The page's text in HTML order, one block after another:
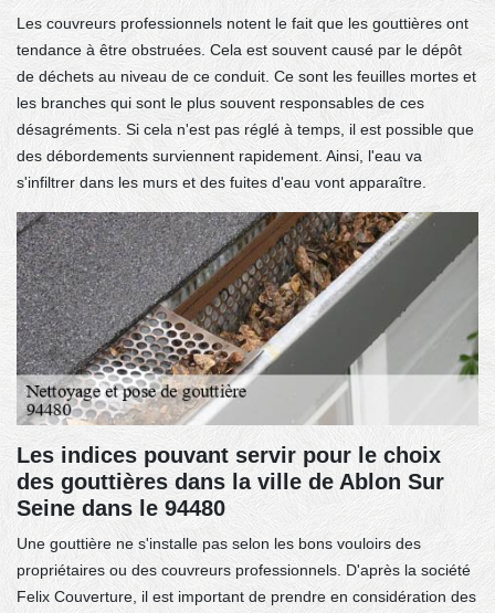
Les couvreurs professionnels notent le fait que les gouttières ont
tendance à être obstruées. Cela est souvent causé par le dépôt
de déchets au niveau de ce conduit. Ce sont les feuilles mortes et
les branches qui sont le plus souvent responsables de ces
désagréments. Si cela n'est pas réglé à temps, il est possible que
des débordements surviennent rapidement. Ainsi, l'eau va
s'infiltrer dans les murs et des fuites d'eau vont apparaître.
Les indices pouvant servir pour le choix
des gouttières dans la ville de Ablon Sur
Seine dans le 94480
Une gouttière ne s'installe pas selon les bons vouloirs des
propriétaires ou des couvreurs professionnels. D'après la société
Felix Couverture, il est important de prendre en considération des